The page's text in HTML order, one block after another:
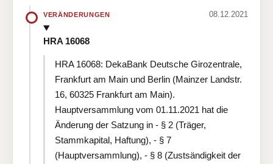
VERÄNDERUNGEN 08.12.2021
HRA 16068
HRA 16068: DekaBank Deutsche Girozentrale,
Frankfurt am Main und Berlin (Mainzer Landstr.
16, 60325 Frankfurt am Main).
Hauptversammlung vom 01.11.2021 hat die
Änderung der Satzung in - § 2 (Träger,
Stammkapital, Haftung), - § 7
(Hauptversammlung), - § 8 (Zustsändigkeit der